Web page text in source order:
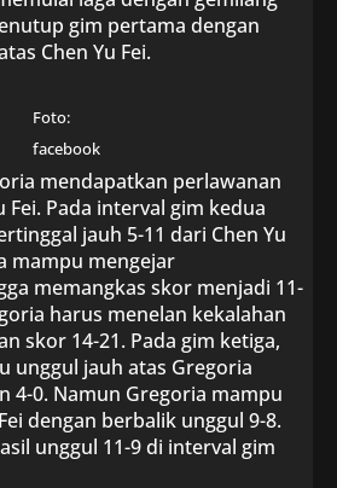
gim pertama dengan
Chen Yu Fei.
Foto:
facebook
mendapatkan perlawanan
Fei. Pada interval gim kedua
jauh 5-11 dari Chen Yu
mampu mengejar
memangkas skor menjadi 11-
harus menelan kekalahan
skor 14-21. Pada gim ketiga,
unggul jauh atas Gregoria
4-0. Namun Gregoria mampu
dengan berbalik unggul 9-8.
unggul 11-9 di interval gim